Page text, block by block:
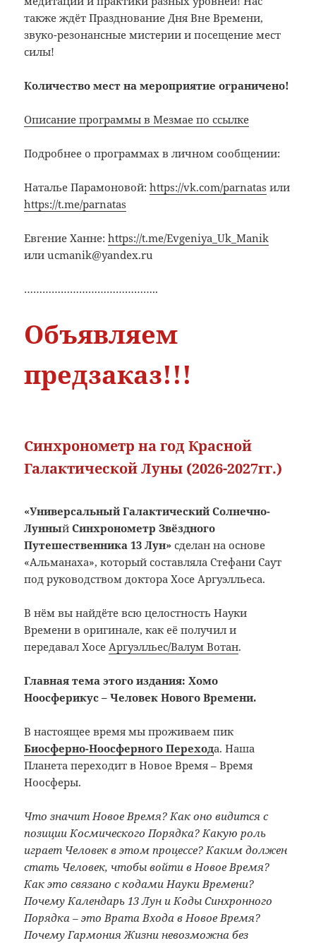
также ждёт Празднование Дня Вне Времени,
звуко-резонансные мистерии и посещение мест
силы!
Количество мест на мероприятие ограничено!
Описание программы в Мезмае по ссылке
Подробнее о программах в личном сообщении:
Наталье Парамоновой:https://vk.com/parnatas или
https://t.me/parnatas
Евгение Ханне:https://t.me/Evgeniya_Uk_Manik
или ucmanik@yandex.ru
……………………………………..
Объявляем
предзаказ!!!
Синхронометр на год Красной
Галактической Луны (2026-2027гг.)
«Универсальный Галактический Солнечно-
ЛунныйСинхронометр Звёздного
Путешественника 13 Лун» сделан на основе
«Альманаха», который составляла Стефани Саут
под руководством доктора Хосе Аргуэлльеса.
В нём вы найдёте всю целостность Науки
Времени в оригинале, как её получил и
передавал ХосеАргуэлльес/Валум Вотан.
Главная тема этого издания: Хомо
Ноосферикус – Человек Нового Времени.
В настоящее время мы проживаем пик
Биосферно-Ноосферного Перехода. Наша
Планета переходит в Новое Время – Время
Ноосферы.
Что значит Новое Время? Как оно видится с
позиции Космического Порядка? Какую роль
играет Человек в этом процессе? Каким должен
стать Человек, чтобы войти в Новое Время?
Как это связано с кодами Науки Времени?
Почему Календарь 13 Лун и Коды Синхронного
Порядка – это Врата Входа в Новое Время?
Почему Гармония Жизни невозможна без